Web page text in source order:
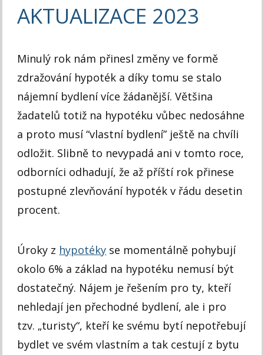
AKTUALIZACE 2023
Minulý rok nám přinesl změny ve formě
zdražování hypoték a díky tomu se stalo
nájemní bydlení více žádanější. Většina
žadatelů totiž na hypotéku vůbec nedosáhne
a proto musí “vlastní bydlení” ještě na chvíli
odložit. Slibně to nevypadá ani v tomto roce,
odborníci odhadují, že až příští rok přinese
postupné zlevňování hypoték v řádu desetin
procent.
Úroky z hypotéky se momentálně pohybují
okolo 6% a základ na hypotéku nemusí být
dostatečný. Nájem je řešením pro ty, kteří
nehledají jen přechodné bydlení, ale i pro
tzv. „turisty“, kteří ke svému bytí nepotřebují
bydlet ve svém vlastním a tak cestují z bytu